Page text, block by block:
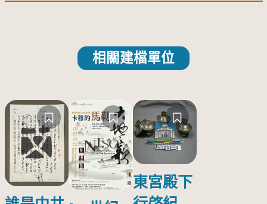
相關建檔單位
東宮殿下